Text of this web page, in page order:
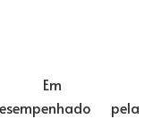
Em
pela